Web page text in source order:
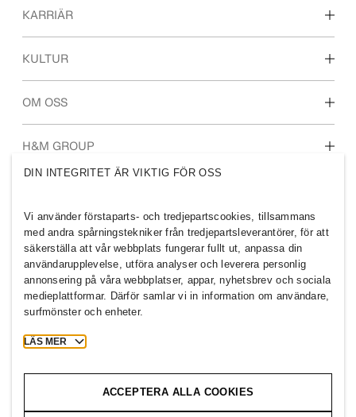
KARRIÄR
Våra arbetsområden
KULTUR
Vår kultur & förmåner
OM OSS
Vilka vi är
H&M GROUP
FINLAND
Press
Cookies
DIN INTEGRITET ÄR VIKTIG FÖR OSS
Vi använder förstaparts- och tredjepartscookies, tillsammans
med andra spårningstekniker från tredjepartsleverantörer, för att
säkerställa att vår webbplats fungerar fullt ut, anpassa din
användarupplevelse, utföra analyser och leverera personlig
annonsering på våra webbplatser, appar, nyhetsbrev och sociala
medieplattformar. Därför samlar vi in information om användare,
surfmönster och enheter.
LÄS MER
ACCEPTERA ALLA COOKIES